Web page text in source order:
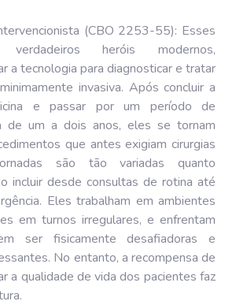
(CBO 2253-55): Esses
heróis modernos,
a tecnologia para diagnosticar e tratar
invasiva. Após concluir a
e passar por um período de
de um a dois anos, eles se tornam
que antes exigiam cirurgias
são tão variadas quanto
incluir desde consultas de rotina até
Eles trabalham em ambientes
em turnos irregulares, e enfrentam
ser fisicamente desafiadoras e
No entanto, a recompensa de
a qualidade de vida dos pacientes faz